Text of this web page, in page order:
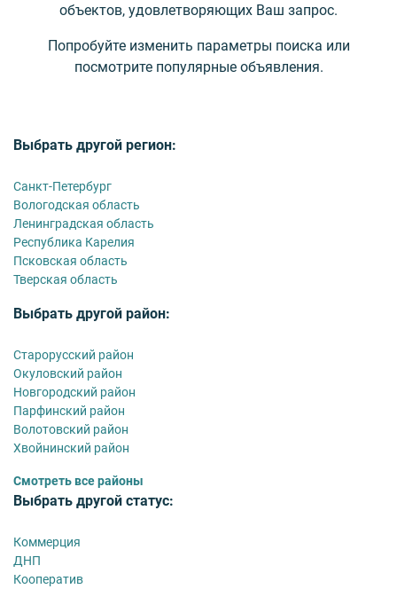
объектов, удовлетворяющих Ваш запрос.
Попробуйте изменить параметры поиска или
посмотрите популярные объявления.
Выбрать другой регион:
Санкт-Петербург
Вологодская область
Ленинградская область
Республика Карелия
Псковская область
Тверская область
Выбрать другой район:
Старорусский район
Окуловский район
Новгородский район
Парфинский район
Волотовский район
Хвойнинский район
Смотреть все районы
Выбрать другой статус:
Коммерция
ДНП
Кооператив